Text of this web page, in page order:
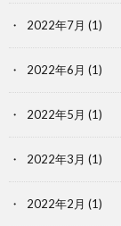
2022年7月 (1)
2022年6月 (1)
2022年5月 (1)
2022年3月 (1)
2022年2月 (1)